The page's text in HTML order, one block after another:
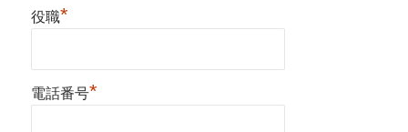
役職*
電話番号*